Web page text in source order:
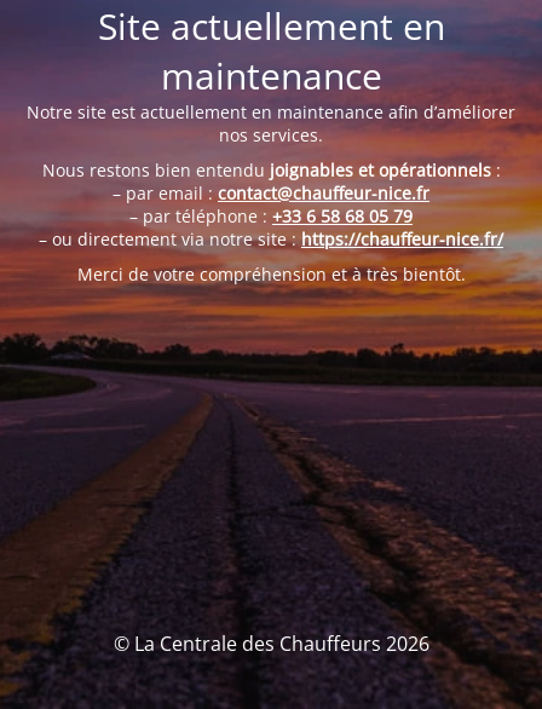
Site actuellement en
maintenance
Notre site est actuellement en maintenance afin d’améliorer
nos services.
Nous restons bien entendu joignables et opérationnels:
– par email :contact@chauffeur-nice.fr
– par téléphone : +33 6 58 68 05 79
– ou directement via notre site :https://chauffeur-nice.fr/
Merci de votre compréhension et à très bientôt.
© La Centrale des Chauffeurs 2026